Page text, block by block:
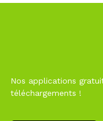
Nos applications
téléchargements !